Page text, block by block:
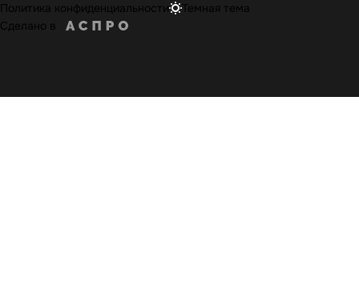
Политика конфиденциальности
Темная тема
Сделано в